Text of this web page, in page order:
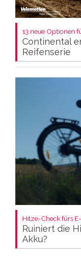
13 neue Optionen
Continental
Reifenserie
Hitze-Check fürs
Ruiniert die
Akku?